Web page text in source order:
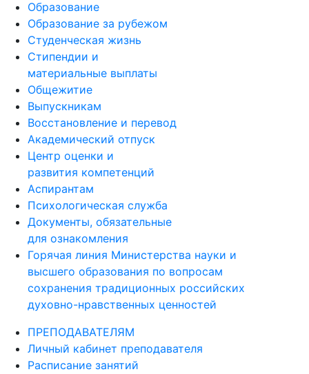
Образование
Образование за рубежом
Студенческая жизнь
Стипендии и
материальные выплаты
Общежитие
Выпускникам
Восстановление и перевод
Академический отпуск
Центр оценки и
развития компетенций
Аспирантам
Психологическая служба
Документы, обязательные
для ознакомления
Горячая линия Министерства науки и
высшего образования по вопросам
сохранения традиционных российских
духовно-нравственных ценностей
ПРЕПОДАВАТЕЛЯМ
Личный кабинет преподавателя
Расписание занятий